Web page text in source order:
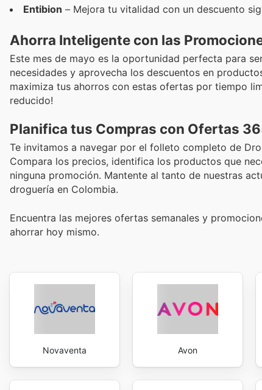
Entibion – Mejora tu vitalidad con un descuento
Ahorra Inteligente con las
Este mes de mayo es la oportunidad perfecta para
necesidades y aprovecha los descuentos en
maximiza tus ahorros con estas ofertas por tiempo
reducido!
Planifica tus Compras con Ofertas
Te invitamos a navegar por el folleto completo de
Compara los precios, identifica los productos que
ninguna promoción. Mantente al tanto de nuestras
droguería en Colombia.
Encuentra las mejores ofertas semanales y
ahorrar hoy mismo.
Novaventa Avon